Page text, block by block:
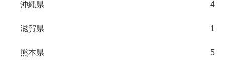
沖縄県 4
滋賀県 1
熊本県 5